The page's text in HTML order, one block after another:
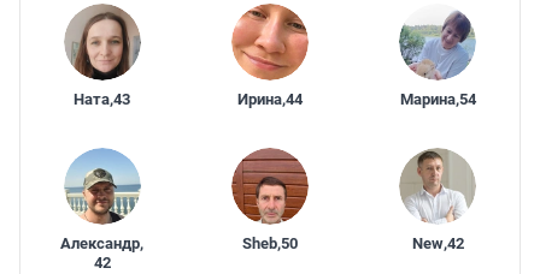
Ната,43 Ирина,44 Марина,54
Александр,
42
Sheb,50 New,42